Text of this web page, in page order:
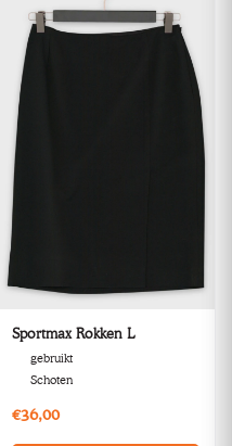
Sportmax Rokken L
gebruikt
Schoten
€36,00